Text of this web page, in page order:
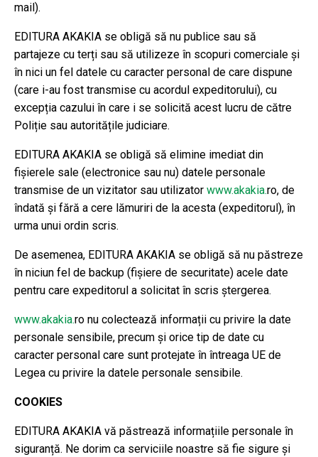
mail).
EDITURA AKAKIA se obligă să nu publice sau să
partajeze cu terți sau să utilizeze în scopuri comerciale și
în nici un fel datele cu caracter personal de care dispune
(care i-au fost transmise cu acordul expeditorului), cu
excepția cazului în care i se solicită acest lucru de către
Poliție sau autoritățile judiciare.
EDITURA AKAKIA se obligă să elimine imediat din
fișierele sale (electronice sau nu) datele personale
transmise de un vizitator sau utilizator www.akakia.ro, de
îndată și fără a cere lămuriri de la acesta (expeditorul), în
urma unui ordin scris.
De asemenea, EDITURA AKAKIA se obligă să nu păstreze
în niciun fel de backup (fișiere de securitate) acele date
pentru care expeditorul a solicitat în scris ștergerea.
www.akakia.ro nu colectează informații cu privire la date
personale sensibile, precum și orice tip de date cu
caracter personal care sunt protejate în întreaga UE de
Legea cu privire la datele personale sensibile.
COOKIES
EDITURA AKAKIA vă păstrează informațiile personale în
siguranță. Ne dorim ca serviciile noastre să fie sigure și